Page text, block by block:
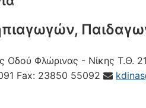
Οδού Φλώρινας - Νίκης Τ.Θ.
Fax: 23850 55092